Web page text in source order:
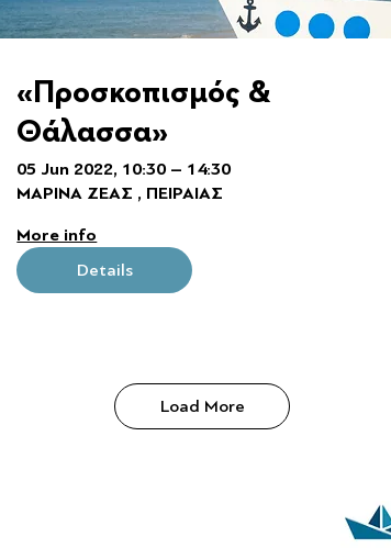
«Προσκοπισμός &
Θάλασσα»
05 Jun 2022, 10:30 – 14:30
ΜΑΡΙΝΑ ΖΕΑΣ , ΠΕΙΡΑΙΑΣ
More info
Details
Load More